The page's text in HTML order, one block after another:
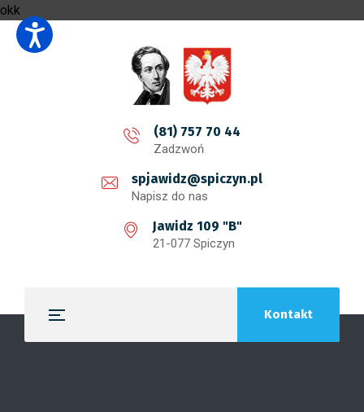
okk
(81) 757 70 44
Zadzwoń
spjawidz@spiczyn.pl
Napisz do nas
Jawidz 109 "B"
21-077 Spiczyn
Kontakt